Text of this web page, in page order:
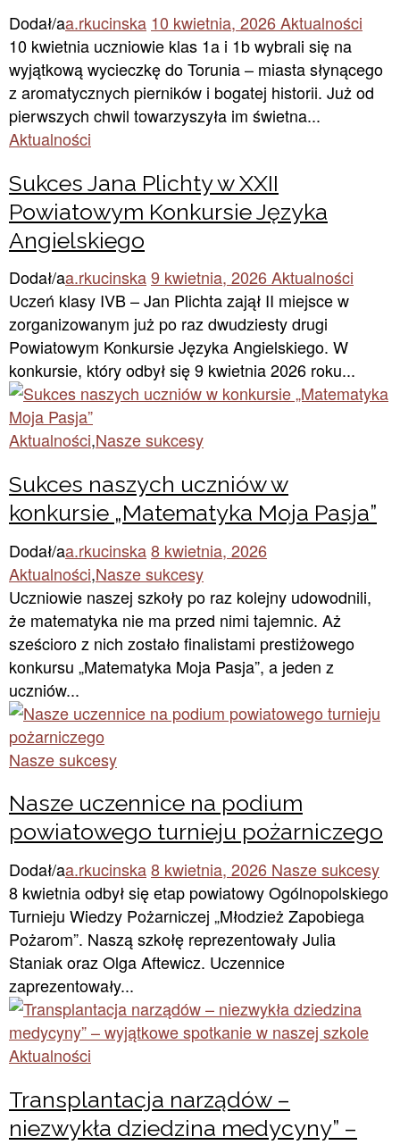
Dodał/aa.rkucinska 10 kwietnia, 2026Aktualności
10 kwietnia uczniowie klas 1a i 1b wybrali się na
wyjątkową wycieczkę do Torunia – miasta słynącego
z aromatycznych pierników i bogatej historii. Już od
pierwszych chwil towarzyszyła im świetna...
Aktualności
Sukces Jana Plichty w XXII
Powiatowym Konkursie Języka
Angielskiego
Dodał/aa.rkucinska9 kwietnia, 2026Aktualności
Uczeń klasy IVB – Jan Plichta zajął II miejsce w
zorganizowanym już po raz dwudziesty drugi
Powiatowym Konkursie Języka Angielskiego. W
konkursie, który odbył się 9 kwietnia 2026 roku...
Aktualności,Nasze sukcesy
Sukces naszych uczniów w
konkursie „Matematyka Moja Pasja”
Dodał/aa.rkucinska8 kwietnia, 2026
Aktualności,Nasze sukcesy
Uczniowie naszej szkoły po raz kolejny udowodnili,
że matematyka nie ma przed nimi tajemnic. Aż
sześcioro z nich zostało finalistami prestiżowego
konkursu „Matematyka Moja Pasja”, a jeden z
uczniów...
Nasze sukcesy
Nasze uczennice na podium
powiatowego turnieju pożarniczego
Dodał/aa.rkucinska8 kwietnia, 2026 Nasze sukcesy
8 kwietnia odbył się etap powiatowy Ogólnopolskiego
Turnieju Wiedzy Pożarniczej „Młodzież Zapobiega
Pożarom”. Naszą szkołę reprezentowały Julia
Staniak oraz Olga Aftewicz. Uczennice
zaprezentowały...
Aktualności
Transplantacja narządów –
niezwykła dziedzina medycyny” –